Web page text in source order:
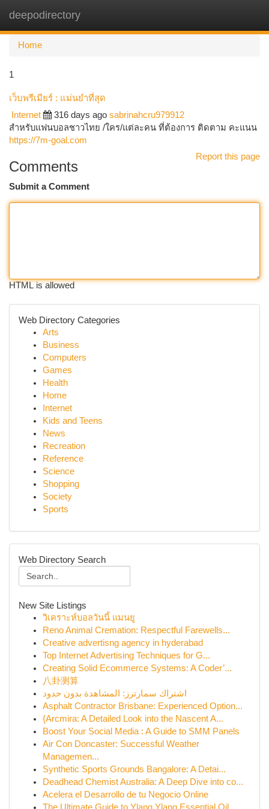
deepodirectory
Home
1
เว็บพรีเมียร์ : แม่นยำที่สุด
Internet 316 days ago sabrinahcru979912
สำหรับแฟนบอลชาวไทย /ใคร/แต่ละคน ที่ต้องการ ติดตาม คะแนน
https://7m-goal.com
Report this page
Comments
Submit a Comment
HTML is allowed
Web Directory Categories
Arts
Business
Computers
Games
Health
Home
Internet
Kids and Teens
News
Recreation
Reference
Science
Shopping
Society
Sports
Web Directory Search
New Site Listings
วิเคราะห์บอลวันนี้ แมนยู
Reno Animal Cremation: Respectful Farewells...
Creative advertisng agency in hyderabad
Top Internet Advertising Techniques for G...
Creating Solid Ecommerce Systems: A Coder’...
八卦测算
اشتراك سمارترز: المشاهدة بدون حدود
Asphalt Contractor Brisbane: Experienced Option...
{Arcmira: A Detailed Look into the Nascent A...
Boost Your Social Media : A Guide to SMM Panels
Air Con Doncaster: Successful Weather
Managemen...
Synthetic Sports Grounds Bangalore: A Detai...
Deadhead Chemist Australia: A Deep Dive into co...
Acelera el Desarrollo de tu Negocio Online